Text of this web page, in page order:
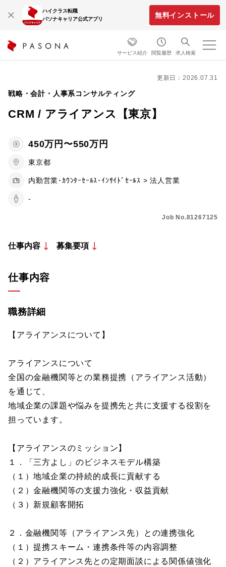
ハイクラス転職
パソナキャリア公式アプリ
無料インストール
サービス紹介 閲覧履歴 求人検索
更新日：2026.07.31
戦略・会計・人事系コンサルティング
CRM / アライアンス【東京】
450万円〜550万円
東京都
内勤営業･ｶｳﾝﾀｰｾｰﾙｽ･ｲﾝｻｲﾄﾞｾｰﾙｽ > 法人営業
-
Job No.81267125
仕事内容 募集要項
仕事内容
職務詳細
【アライアンスについて】
アライアンスについて
全国の金融機関等との業務提携（アライアンス活動）
を通じて、
地域企業の課題や悩みを提携先と共に支援する役割を
担っています。
【アライアンスのミッション】
１．「三方よし」のビジネスモデル構築
（１）地域企業の持続的成長に貢献する
（２）金融機関等の支援力強化・収益貢献
（３）新規顧客開拓
２．金融機関等（アライアンス先）との連携強化
（１）提携スキーム・連携条件等の内容調整
（２）アライアンス先との定期面談による関係値強化